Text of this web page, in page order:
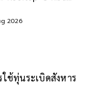
2026
ใช้ทุ่นระเบิดสังหาร